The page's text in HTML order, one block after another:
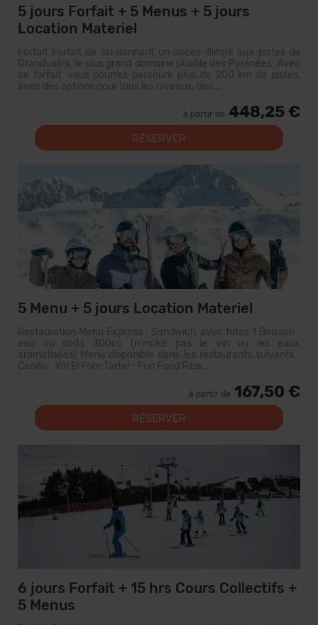
5 jours Forfait + 5 Menus + 5 jours
Location Materiel
Forfait Forfait de ski donnant un accès illimité aux pistes de
Grandvalira, le plus grand domaine skiable des Pyrénées. Avec
ce forfait, vous pourrez parcourir plus de 200 km de pistes,
avec des options pour tous les niveaux, des...
à partir de 448,25 €
RÉSERVER
5 Menu + 5 jours Location Materiel
Restauration Menu Express : Sandwich avec frites 1 Boisson :
eau ou soda 300cc (n'inclut pas le vin ou les eaux
aromatisées) Menu disponible dans les restaurants suivants :
Canillo : Xiri El Forn Tarter : Fun Food Riba...
à partir de 167,50 €
RÉSERVER
6 jours Forfait + 15 hrs Cours Collectifs +
5 Menus